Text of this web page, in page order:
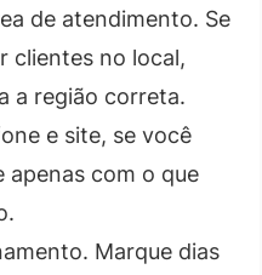
de atendimento. Se
clientes no local,
a região correta.
e site, se você
apenas com o que
Marque dias